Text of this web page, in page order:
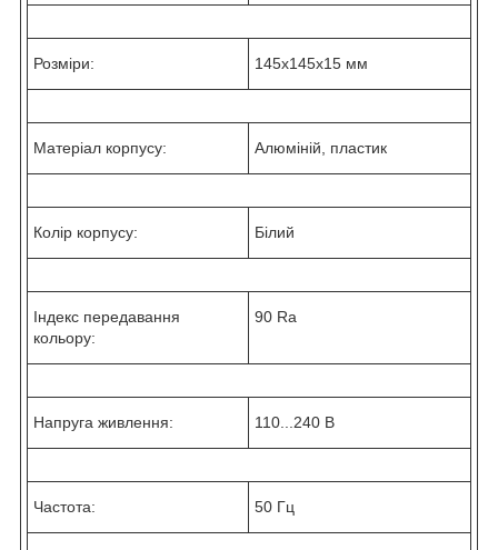
Розміри: 145х145х15 мм
Матеріал корпусу: Алюміній, пластик
Колір корпусу: Білий
Індекс передавання
кольору:
90 Ra
Напруга живлення: 110...240 В
Частота: 50 Гц